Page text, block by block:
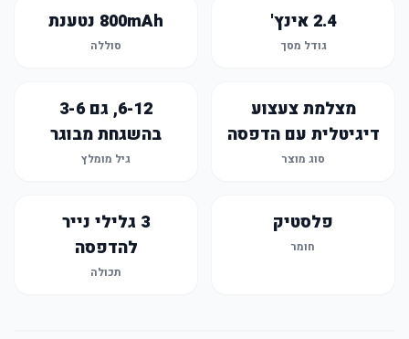
2.4 אינץ'
גודל מסך
800mAh נטענת
סוללה
מצלמת צעצוע
דיגיטלית עם הדפסה
סוג מוצר
6-12, גם 3-6
בהשגחת מבוגר
גיל מומלץ
פלסטיק
חומר
3 גלילי נייר
להדפסה
תכולה